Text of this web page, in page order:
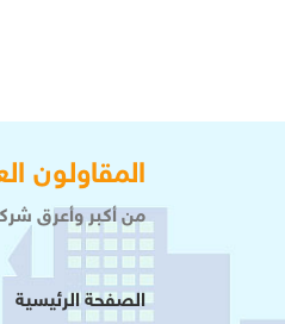
المقاولون
من أكبر وأعرق
الصفحة الرئيسية